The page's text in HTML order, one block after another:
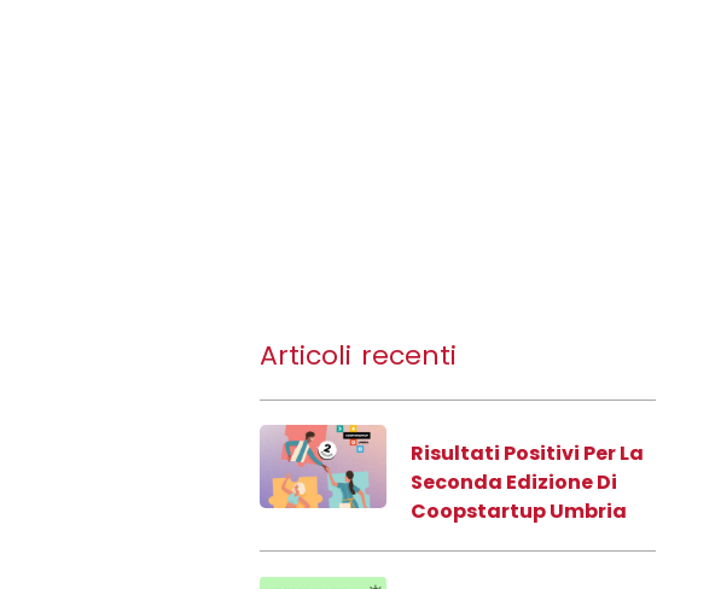
Articoli recenti
Risultati Positivi Per La
Seconda Edizione Di
Coopstartup Umbria